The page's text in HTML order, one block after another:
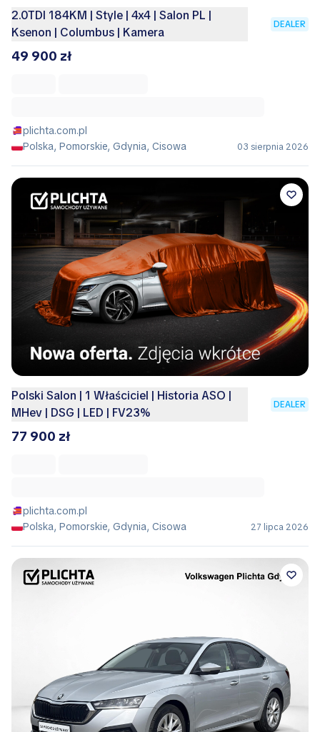
2.0TDI 184KM | Style | 4x4 | Salon PL |
Ksenon | Columbus | Kamera
DEALER
49 900 zł
plichta.com.pl
Polska, Pomorskie, Gdynia, Cisowa
03 sierpnia 2026
Polski Salon | 1 Właściciel | Historia ASO |
MHev | DSG | LED | FV23%
DEALER
77 900 zł
plichta.com.pl
Polska, Pomorskie, Gdynia, Cisowa
27 lipca 2026